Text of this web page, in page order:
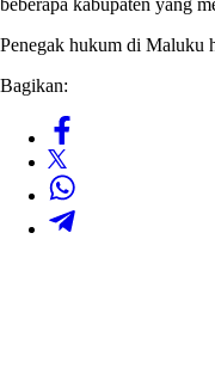
Penegak hukum di Maluku
Bagikan: